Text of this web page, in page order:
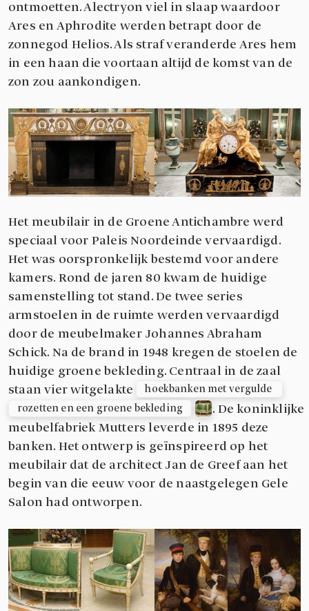
ontmoetten. Alectryon viel in slaap waardoor
Ares en Aphrodite werden betrapt door de
zonnegod Helios. Als straf veranderde Ares hem
in een haan die voortaan altijd de komst van de
zon zou aankondigen.
Het meubilair in de Groene Antichambre werd
speciaal voor Paleis Noordeinde vervaardigd.
Het was oorspronkelijk bestemd voor andere
kamers. Rond de jaren 80 kwam de huidige
samenstelling tot stand. De twee series
armstoelen in de ruimte werden vervaardigd
door de meubelmaker Johannes Abraham
Schick. Na de brand in 1948 kregen de stoelen de
huidige groene bekleding. Centraal in de zaal
staan vier witgelakte
hoekbanken met vergulde
rozetten en een groene bekleding
. De koninklijke
meubelfabriek Mutters leverde in 1895 deze
banken. Het ontwerp is geïnspireerd op het
meubilair dat de architect Jan de Greef aan het
begin van die eeuw voor de naastgelegen Gele
Salon had ontworpen.